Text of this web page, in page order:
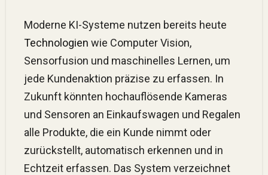
Moderne KI-Systeme nutzen bereits heute
Technologien wie Computer Vision,
Sensorfusion und maschinelles Lernen, um
jede Kundenaktion präzise zu erfassen. In
Zukunft könnten hochauflösende Kameras
und Sensoren an Einkaufswagen und Regalen
alle Produkte, die ein Kunde nimmt oder
zurückstellt, automatisch erkennen und in
Echtzeit erfassen. Das System verzeichnet